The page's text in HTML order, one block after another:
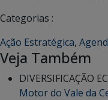
Categorias :
Ação Estratégica,
Veja Também
DIVERSIFICAÇÃO
Motor do Vale da